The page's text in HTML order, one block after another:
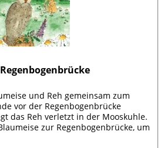
und Reh gemeinsam zum
vor der Regenbogenbrücke
das Reh verletzt in der Mooskuhle.
zur Regenbogenbrücke, um